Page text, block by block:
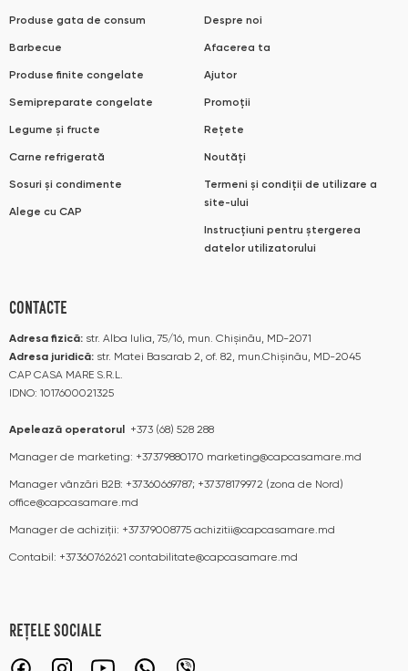
Produse gata de consum
Barbecue
Produse finite congelate
Semipreparate congelate
Legume și fructe
Carne refrigerată
Sosuri și condimente
Alege cu CAP
Despre noi
Afacerea ta
Ajutor
Promoții
Rețete
Noutăți
Termeni și condiții de utilizare a
site-ului
Instrucțiuni pentru ștergerea
datelor utilizatorului
CONTACTE
Adresa fizică: str. Alba Iulia, 75/16, mun. Chișinău, MD-2071
Adresa juridică: str. Matei Basarab 2, of. 82, mun.Chișinău, MD-2045
CAP CASA MARE S.R.L.
IDNO: 1017600021325
Apelează operatorul +373 (68) 528 288
Manager de marketing: +37379880170 marketing@capcasamare.md
Manager vânzări B2B: +37360669787; +37378179972 (zona de Nord)
office@capcasamare.md
Manager de achiziții: +37379008775 achizitii@capcasamare.md
Contabil: +37360762621 contabilitate@capcasamare.md
REȚELE SOCIALE